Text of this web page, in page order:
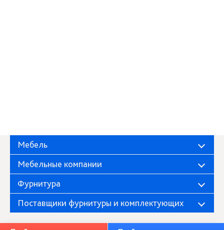
Мебель
Мебельные компании
Фурнитура
Поставщики фурнитуры и комплектующих